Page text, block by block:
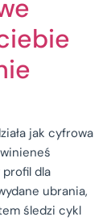
jak cyfrowa
dla
ubrania,
śledzi cykl